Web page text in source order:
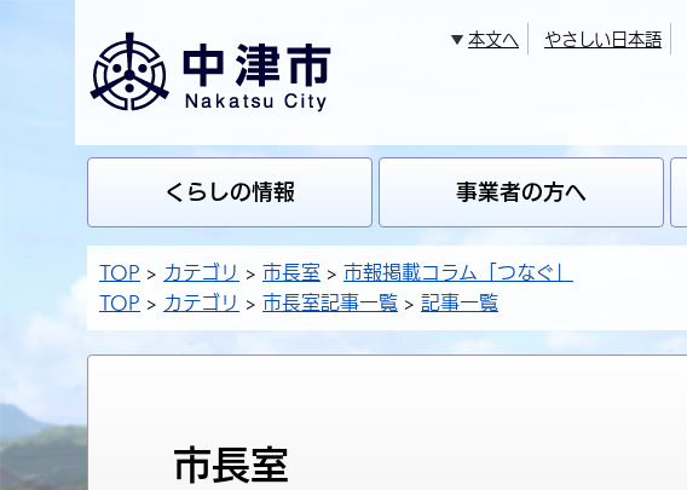
本文へ やさしい日本語
くらしの情報 事業者の方へ
TOP カテゴリ 市長室
市報掲載コラム「つなぐ」
TOP
カテゴリ 市長室記事一覧 記事一覧
市長室